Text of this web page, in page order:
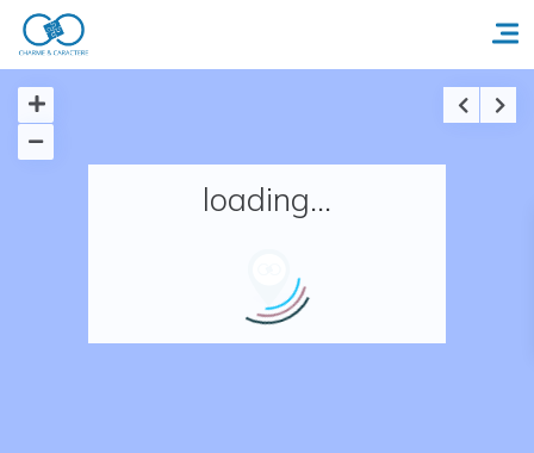
Accueil
Nos adresses en France
loading...